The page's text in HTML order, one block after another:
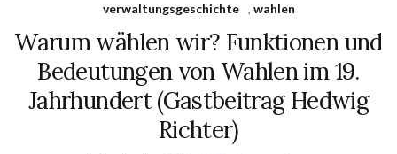
verwaltungsgeschichte
, wahlen
Warum wählen wir? Funktionen und
Bedeutungen von Wahlen im 19.
Jahrhundert (Gastbeitrag Hedwig
Richter)